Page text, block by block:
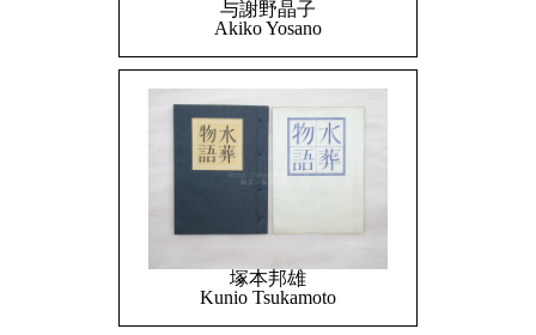
与謝野晶子
Akiko Yosano
塚本邦雄
Kunio Tsukamoto